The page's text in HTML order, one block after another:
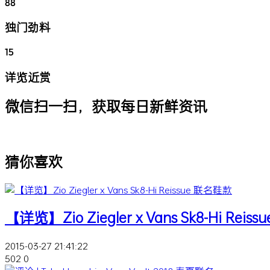
独门劲料
15
详览近赏
微信扫一扫，获取每日新鲜资讯
猜你喜欢
【详览】Zio Ziegler x Vans Sk8-Hi
2015-03-27 21:41:22
502 0